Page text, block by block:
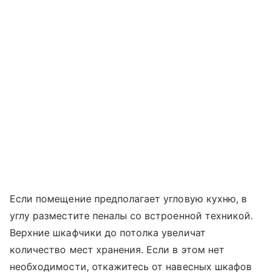
Если помещение предполагает угловую кухню, в
углу разместите пеналы со встроенной техникой.
Верхние шкафчики до потолка увеличат
количество мест хранения. Если в этом нет
необходимости, откажитесь от навесных шкафов